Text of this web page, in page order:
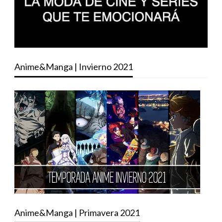
Anime&Manga | Invierno 2021
Anime&Manga | Primavera 2021